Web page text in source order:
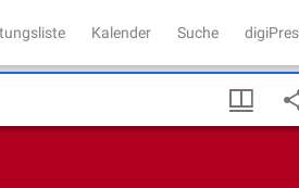
Kalender Suche